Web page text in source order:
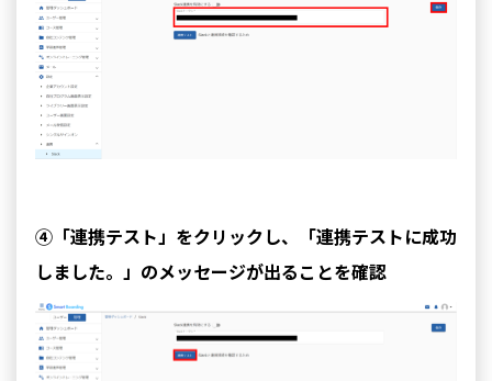
④「連携テスト」をクリックし、「連携テストに成功
しました。」のメッセージが出ることを確認